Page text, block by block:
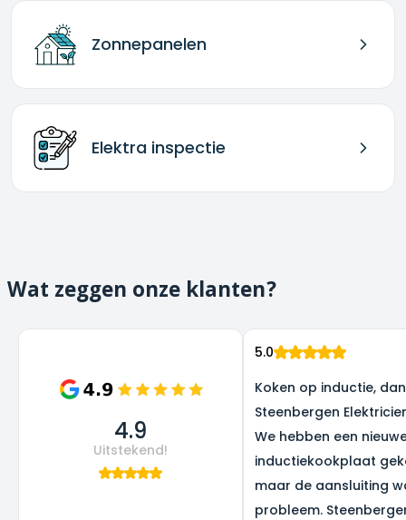
Zonnepanelen
Elektra inspectie
Wat zeggen onze klanten?
4.9
Uitstekend!
5.0
Koken op inductie,
Steenbergen
We hebben een
inductiekookplaat
maar de aansluiting
probleem.